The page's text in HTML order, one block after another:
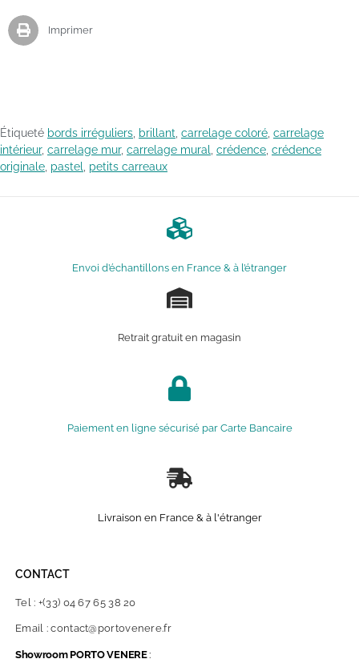
Imprimer
Étiqueté bords irréguliers brillant carrelage coloré carrelage
intérieur, carrelage mur, carrelage mural crédence crédence
originale pastel petits carreaux
Envoi d’échantillons en France & à l’étranger
Retrait gratuit en magasin
Paiement en ligne sécurisé par Carte Bancaire
Livraison en France & à l'étranger
CONTACT
Tel : +(33) 04 67 65 38 20
Email : contact@portovenere.fr
Showroom PORTO VENERE: